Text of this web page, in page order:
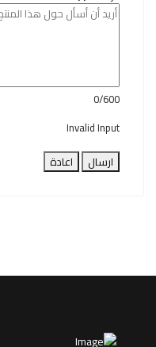
0/600
Invalid Input
ارسال
اعادة